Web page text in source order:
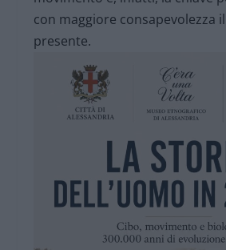
con maggiore consapevolezza
presente.